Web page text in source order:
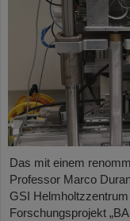
Das mit einem
Professor Marco
GSI
Forschungsprojekt